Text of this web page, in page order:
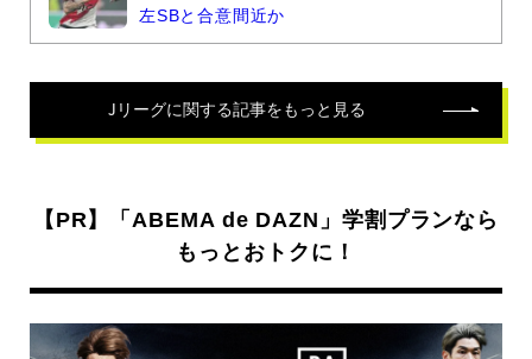
左SBと合意間近か
Jリーグに関する記事をもっと見る
【PR】「ABEMA de DAZN」学割プランなら
もっとおトクに！